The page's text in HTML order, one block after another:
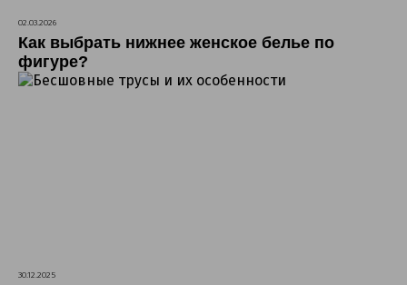
02.03.2026
Как выбрать нижнее женское белье по
фигуре?
30.12.2025